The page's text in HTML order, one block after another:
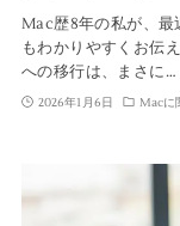
Mac歴8年の私が、最
もわかりやすくお伝
への移行は、まさに…
2026年1月6日 Macに